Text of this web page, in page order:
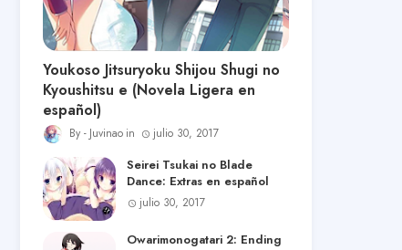
Youkoso Jitsuryoku Shijou Shugi no
Kyoushitsu e (Novela Ligera en
español)
Juvinao julio 30, 2017
Seirei Tsukai no Blade
Dance: Extras en español
julio 30, 2017
Owarimonogatari 2: Ending